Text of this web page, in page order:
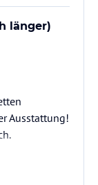
länger)
Ausstattung!